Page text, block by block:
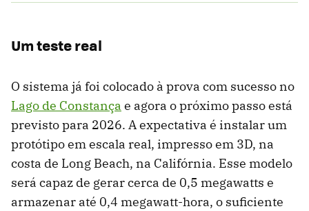
Um teste real
O sistema já foi colocado à prova com sucesso no
Lago de Constança e agora o próximo passo está
previsto para 2026. A expectativa é instalar um
protótipo em escala real, impresso em 3D, na
costa de Long Beach, na Califórnia. Esse modelo
será capaz de gerar cerca de 0,5 megawatts e
armazenar até 0,4 megawatt-hora, o suficiente